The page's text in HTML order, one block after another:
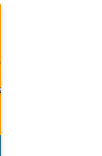
Radar. . .